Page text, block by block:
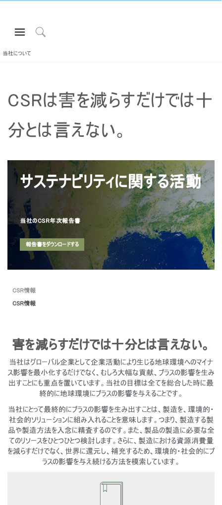
Open
サインインまたは登録
エルゴノミクス
当社について
Partners
地域を変更
Opens
to
Facebook
Opens
Twitter
Opens
to
Linkedin
Opens
to
Instagram
Opens
Humanscale
Opens
Pinterest
Opens
YouTube
当社について
CSRは害を減らすだけでは十
分とは言えない。
サステナビリティに関する活動
当社のCSR年次報告書
報告書をダウンロードする
CSR情報
CSR情報
害を減らすだけでは十分とは言えない。
当社はグローバル企業として企業活動により生じる地球環境へのマイナ
ス影響を最小化するだけでなく、むしろ大幅な貢献、プラスの影響を生み
出すことにも重点を置いています。当社の目標は全てを総合した時に最
終的に地球環境にプラスの影響を与えることです。
当社にとって最終的にプラスの影響を生み出すことは、製造を、環境的・
社会的ソリューションに組み入れることを意味します。つまり、製造する製
品や製造方法を入念に精査するのです。また、製品の製造に必要な全
てのリソースをひとつひとつ検討します。さらに、製造における資源消費量
を減らすだけでなく、世界に還元し、補充するため、環境的・社会的にプ
ラスの影響を与え続ける方法を模索しています。